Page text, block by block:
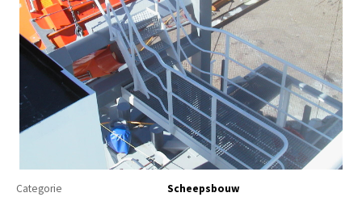
Categorie
Scheepsbouw